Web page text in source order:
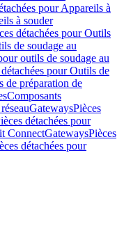
pour Appareils à
à souder
détachées pour Outils
de soudage au
outils de soudage au
pour Outils de
de préparation de
Composants
GatewaysPièces
détachées pour
ConnectGatewaysPièces
détachées pour